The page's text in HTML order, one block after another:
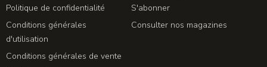
Politique de confidentialité
Conditions générales
d'utilisation
Conditions générales de vente
S'abonner
Consulter nos magazines